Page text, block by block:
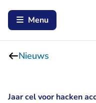
Menu
Nieuws
Jaar cel voor hacken